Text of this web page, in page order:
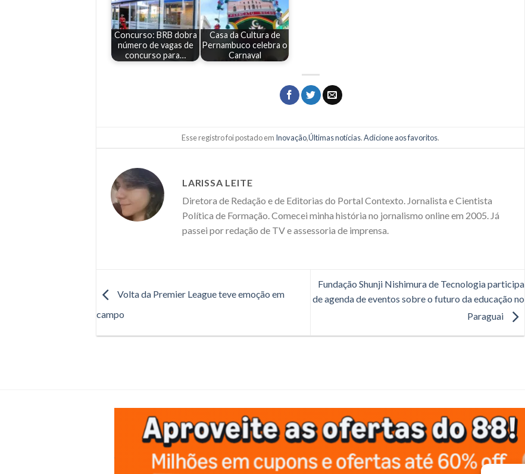
Concurso: BRB dobra
número de vagas de
concurso para…
Casa da Cultura de
Pernambuco celebra o
Carnaval
Esse registro foi postado em Inovação,Últimas notícias.Adicione aos favoritos.
LARISSA LEITE
Diretora de Redação e de Editorias do Portal Contexto. Jornalista e Cientista
Política de Formação. Comecei minha história no jornalismo online em 2005. Já
passei por redação de TV e assessoria de imprensa.
Volta da Premier League teve emoção em
campo
Fundação Shunji Nishimura de Tecnologia participa
de agenda de eventos sobre o futuro da educação no
Paraguai